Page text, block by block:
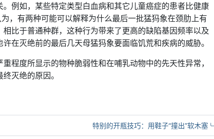
例如，某些特定类型白血病和其它儿童癌症的患者比健康
，有两种可能可以解释为什么最后一批猛犸象在颈肋上有
比于普通种群，这种行为带来了更高的缺陷基因频率以及
在灭绝前的最后几天母猛犸象要面临饥荒和疾病的威胁。
程度所显示的物种脆弱性和在哺乳动物中的先天性异常，
灭绝的原因。
特别的开瓶技巧：用鞋子“撞出”软木塞